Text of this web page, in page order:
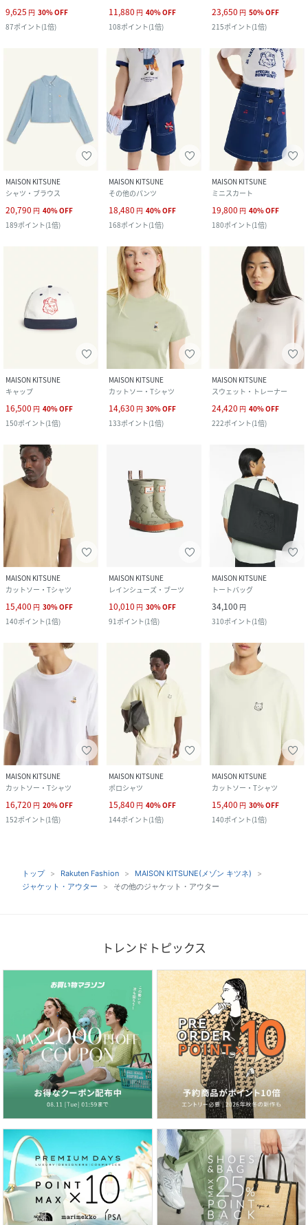
9,625 円 30%OFF
87ポイント(1倍)
11,880 円 40%OFF
108ポイント(1倍)
23,650 円 50%OFF
215ポイント(1倍)
MAISON KITSUNE
シャツ・ブラウス
20,790 円 40%OFF
189ポイント(1倍)
MAISON KITSUNE
その他のパンツ
18,480 円 40%OFF
168ポイント(1倍)
MAISON KITSUNE
ミニスカート
19,800 円 40%OFF
180ポイント(1倍)
MAISON KITSUNE
キャップ
16,500 円 40%OFF
150ポイント(1倍)
MAISON KITSUNE
カットソー・Tシャツ
14,630 円 30%OFF
133ポイント(1倍)
MAISON KITSUNE
スウェット・トレーナー
24,420 円 40%OFF
222ポイント(1倍)
MAISON KITSUNE
カットソー・Tシャツ
15,400 円 30%OFF
140ポイント(1倍)
MAISON KITSUNE
レインシューズ・ブーツ
10,010 円 30%OFF
91 ポイント(1倍)
MAISON KITSUNE
トートバッグ
34,100 円
310ポイント(1倍)
MAISON KITSUNE
カットソー・Tシャツ
16,720 円 20%OFF
152ポイント(1倍)
MAISON KITSUNE
ポロシャツ
15,840 円 40%OFF
144ポイント(1倍)
MAISON KITSUNE
カットソー・Tシャツ
15,400 円 30%OFF
140ポイント(1倍)
トップ Rakuten Fashion
MAISON KITSUNE(メゾン キツネ)
ジャケット・アウター
その他のジャケット・アウター
トレンドトピックス